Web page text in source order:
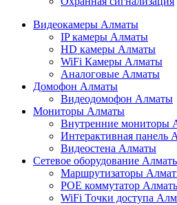
Видеокамеры Алматы
IP камеры Алматы
HD камеры Алматы
WiFi Камеры Алматы
Аналоговые Алматы
Домофон Алматы
Видеодомофон Алматы
Мониторы Алматы
Внутренние мониторы
Интерактивная панель
Видеостена Алматы
Сетевое оборудование
Маршрутизаторы
POE коммутатор
WiFi Точки доступа